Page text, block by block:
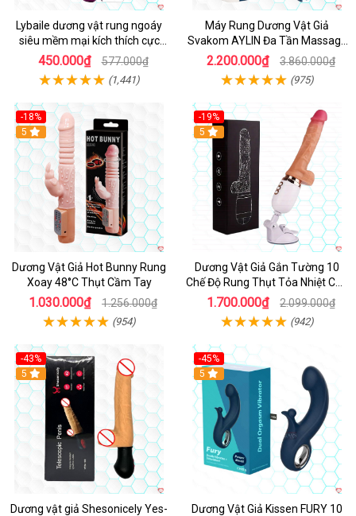
Lybaile dương vật rung ngoáy
siêu mềm mại kích thích cực
mạnh
450.000₫ 577.000₫
(1,441)
Máy Rung Dương Vật Giả
Svakom AYLIN Đa Tần Massage
Sướng
2.200.000₫ 3.860.000₫
(975)
-18%
Hot
5
Dương Vật Giả Hot Bunny Rung
Xoay 48°C Thụt Cầm Tay
1.030.000₫ 1.256.000₫
(954)
-19%
Hot
5
Dương Vật Giả Gắn Tường 10
Chế Độ Rung Thụt Tỏa Nhiệt Cao
Cấp
1.700.000₫ 2.099.000₫
(942)
-43%
5
Dương vật giả Shesonicely Yes-
-45%
Hot
5
Dương Vật Giả Kissen FURY 10